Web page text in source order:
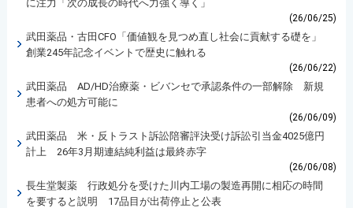
に注力「次の成長の時代へ力強く導く」
(26/06/25)
武田薬品・古田CFO「価値観を見つめ直し社会に貢献する礎を」
創業245年記念イベントで歴史に触れる
(26/06/22)
武田薬品 AD/HD治療薬・ビバンセで承認条件の一部解除 新規
患者への処方可能に
(26/06/09)
武田薬品 米・反トラスト訴訟陪審評決受け訴訟引当金4025億円
計上 26年3月期連結純利益は最終赤字
(26/06/08)
長生堂製薬 行政処分を受けた川内工場の製造再開に相応の時間
を要すると説明 17品目が出荷停止と公表